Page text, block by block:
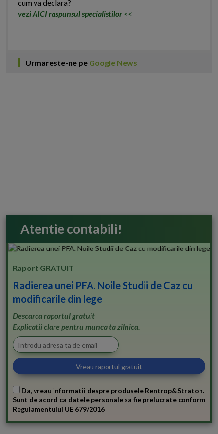
cum va declara?
vezi AICI raspunsul specialistilor <<
Urmareste-ne pe Google News
Atentie contabili!
Raport GRATUIT
Radierea unei PFA. Noile Studii de Caz cu
modificarile din lege
Descarca raportul gratuit
Explicatii clare pentru munca ta zilnica.
Da, vreau informatii despre produsele Rentrop&Straton.
Sunt de acord ca datele personale sa fie prelucrate conform
Regulamentului UE 679/2016